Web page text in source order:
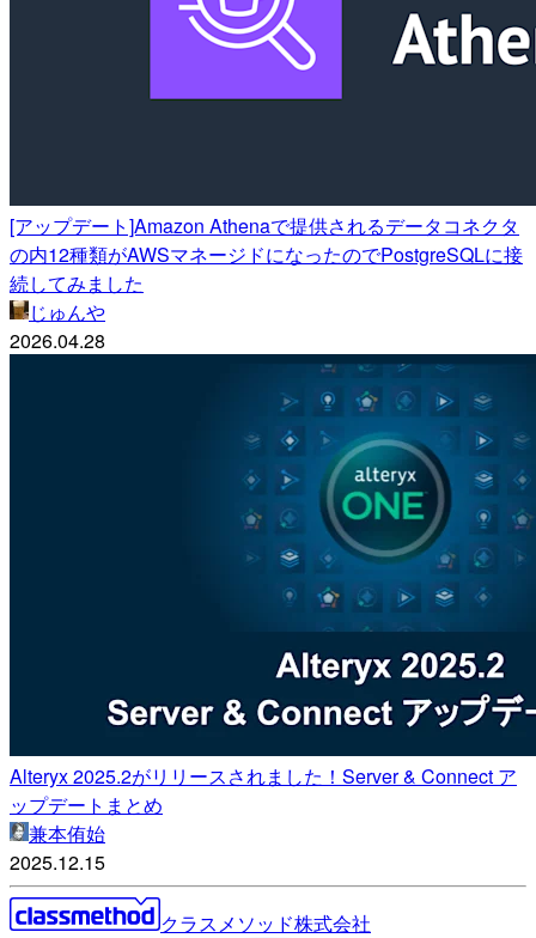
[アップデート]Amazon Athenaで提供されるデータコネクタ
の内12種類がAWSマネージドになったのでPostgreSQLに接
続してみました
じゅんや
2026.04.28
Alteryx 2025.2がリリースされました！Server & Connect ア
ップデートまとめ
兼本侑始
2025.12.15
クラスメソッド株式会社